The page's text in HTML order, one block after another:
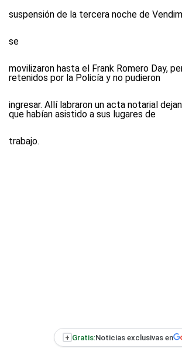
suspensión de la tercera noche de
se
movilizaron hasta el Frank Romero Day,
retenidos por la Policía y no pudieron
ingresar. Allí labraron un acta notarial
que habían asistido a sus lugares de
trabajo.
+ Gratis:Noticias exclusivas en